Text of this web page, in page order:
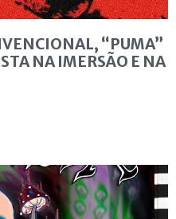
“PUMA”
NA IMERSÃO E NA